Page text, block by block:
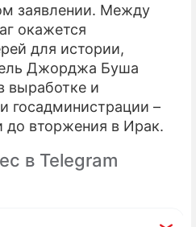
заявлении. Между
окажется
для истории,
Джорджа Буша
выработке и
госадминистрации –
до вторжения в Ирак.
в Telegram